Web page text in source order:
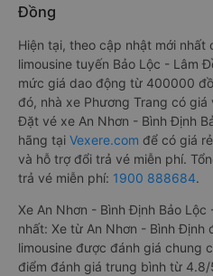
Đồng
Hiện tại, theo cập nhật mới nhất
limousine tuyến Bảo Lộc - Lâm
mức giá dao động từ 400000
đó, nhà xe Phương Trang có
Đặt vé xe An Nhơn - Bình Định
hãng tại Vexere.com để có giá
và hỗ trợ đổi trả vé miễn phí.
trả vé miễn phí: 1900 888684.
Xe An Nhơn - Bình Định Bảo
nhất: Xe từ An Nhơn - Bình Định
limousine được đánh giá chung
điểm đánh giá trung bình từ